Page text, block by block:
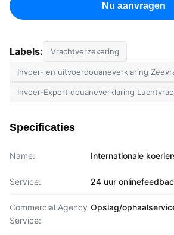
Nu aanvragen
Labels: Vrachtverzekering
Invoer- en uitvoerdouaneverklaring
Invoer-Export douaneverklaring
Specificaties
Name: Internationale
Service: 24 uur
Commercial Agency
Service:
Opslag/